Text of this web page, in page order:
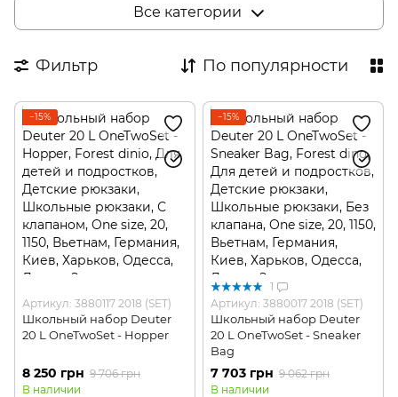
Школьные рюкзаки Детские рюкзаки
Все категории
Фильтр По популярности
−15%
Артикул: 3880117 2018 (SET)
Школьный набор Deuter
20 L OneTwoSet - Hopper
8 250 грн 9 706 грн
В наличии
−15%
1
Артикул: 3880017 2018 (SET)
Школьный набор Deuter
20 L OneTwoSet - Sneaker
Bag
7 703 грн 9 062 грн
В наличии